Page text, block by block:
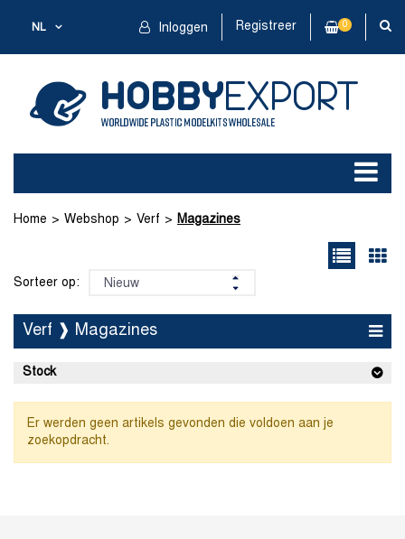
NL Inloggen Registreer 0
Home Webshop Verf Magazines
Sorteer op:
Verf ❱ Magazines
Stock
Er werden geen artikels gevonden die voldoen aan je
zoekopdracht.